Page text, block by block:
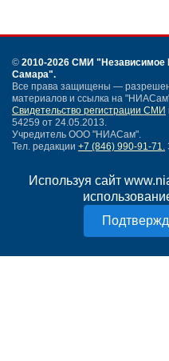
Используя сайт
© 2010-2026 СМИ "Независимое
Самара".
Все права защищены —
материалов и ссылка на
Свидетельство регистрации СМИ
54259 от 24.05.2013.
Учредитель ООО "НИАСам".
Тел. редакции +7 (846) 990-91-71.
Карта сайта
Нашли ошибку?
Политика конфиденциальности
Согласие на обработку